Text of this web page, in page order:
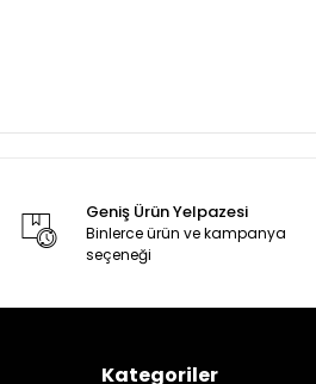
Geniş Ürün Yelpazesi
Binlerce ürün ve kampanya
seçeneği
Kategoriler